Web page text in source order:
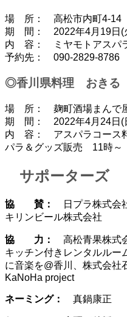
場 所： 高松市内町4-14
期 間： 2022年4月19日(
内 容： ミヤモトアスパ
予約先： 090-2829-8786
◎香川県料理 おきる
場 所： 麹町酒場まんで
期 間： 2022年4月24日(
内 容： アスパラコース
パラ＆グッズ販売 11時～
サポーターズ
協 賛：
日プラ株式会
キリンビール株式会社
協 力：
高松青果株式
キッチン付きレンタルルー
に音楽を@香川、株式会社
KaNoHa project
ネーミング： 真鍋康正